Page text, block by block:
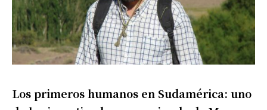
Los primeros humanos en Sudamérica: uno